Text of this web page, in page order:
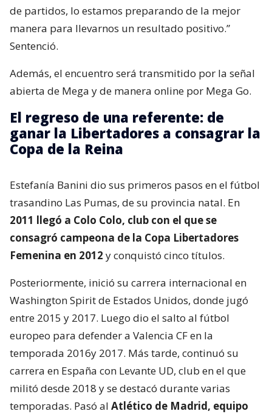
de partidos, lo estamos preparando de la mejor
manera para llevarnos un resultado positivo.”
Sentenció.
Además, el encuentro será transmitido por la señal
abierta de Mega y de manera online por Mega Go.
El regreso de una referente: de
ganar la Libertadores a consagrar la
Copa de la Reina
Estefanía Banini dio sus primeros pasos en el fútbol
trasandino Las Pumas, de su provincia natal. En
2011 llegó a Colo Colo, club con el que se
consagró campeona de la Copa Libertadores
Femenina en 2012 y conquistó cinco títulos.
Posteriormente, inició su carrera internacional en
Washington Spirit de Estados Unidos, donde jugó
entre 2015 y 2017. Luego dio el salto al fútbol
europeo para defender a Valencia CF en la
temporada 2016y 2017. Más tarde, continuó su
carrera en España con Levante UD, club en el que
militó desde 2018 y se destacó durante varias
temporadas. Pasó al Atlético de Madrid, equipo